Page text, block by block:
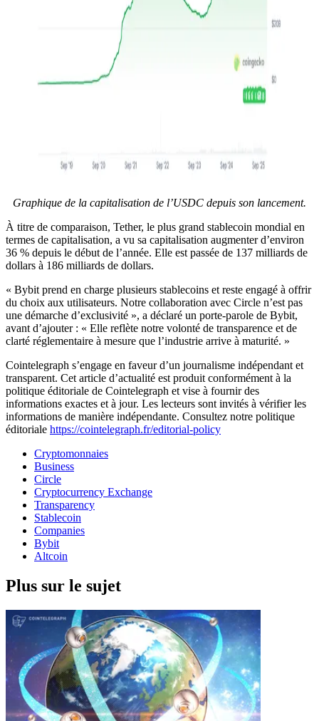
Graphique de la capitalisation de l’USDC depuis son lancement.
À titre de comparaison, Tether, le plus grand stablecoin mondial en
termes de capitalisation, a vu sa capitalisation augmenter d’environ
36 % depuis le début de l’année. Elle est passée de 137 milliards de
dollars à 186 milliards de dollars.
« Bybit prend en charge plusieurs stablecoins et reste engagé à offrir
du choix aux utilisateurs. Notre collaboration avec Circle n’est pas
une démarche d’exclusivité », a déclaré un porte-parole de Bybit,
avant d’ajouter : « Elle reflète notre volonté de transparence et de
clarté réglementaire à mesure que l’industrie arrive à maturité. »
Cointelegraph s’engage en faveur d’un journalisme indépendant et
transparent. Cet article d’actualité est produit conformément à la
politique éditoriale de Cointelegraph et vise à fournir des
informations exactes et à jour. Les lecteurs sont invités à vérifier les
informations de manière indépendante. Consultez notre politique
éditoriale https://cointelegraph.fr/editorial-policy
Cryptomonnaies
Business
Circle
Cryptocurrency Exchange
Transparency
Stablecoin
Companies
Bybit
Altcoin
Plus sur le sujet